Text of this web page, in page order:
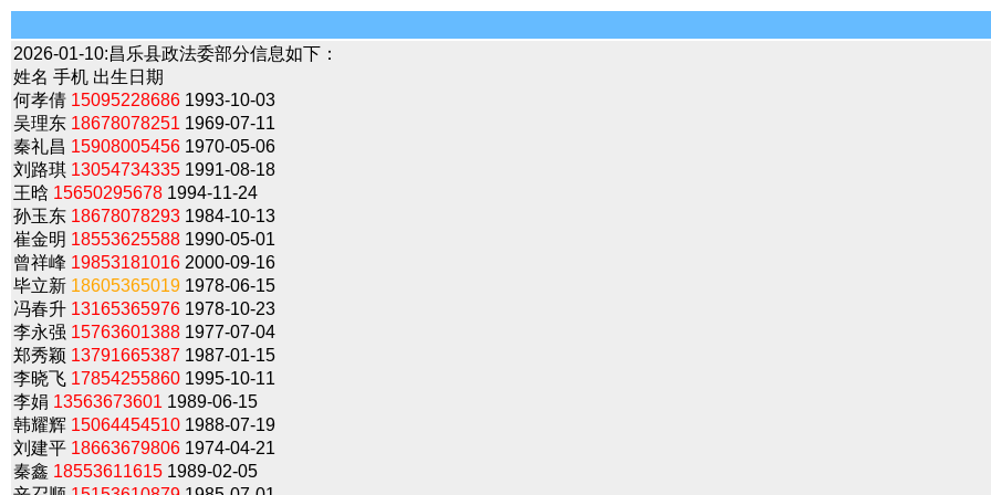
2026-01-10:昌乐县政法委部分信息如下：
姓名 手机 出生日期
何孝倩 15095228686 1993-10-03
吴理东 18678078251 1969-07-11
秦礼昌 15908005456 1970-05-06
刘路琪 13054734335 1991-08-18
王晗 15650295678 1994-11-24
孙玉东 18678078293 1984-10-13
崔金明 18553625588 1990-05-01
曾祥峰 19853181016 2000-09-16
毕立新 18605365019 1978-06-15
冯春升 13165365976 1978-10-23
李永强 15763601388 1977-07-04
郑秀颖 13791665387 1987-01-15
李晓飞 17854255860 1995-10-11
李娟 13563673601 1989-06-15
韩耀辉 15064454510 1988-07-19
刘建平 18663679806 1974-04-21
秦鑫 18553611615 1989-02-05